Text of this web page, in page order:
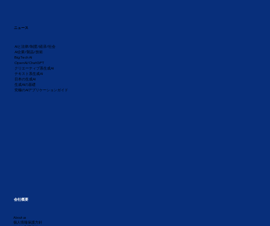
AIと法律/制度/経済/社会
AI企業/製品/技術
Big Tech AI
OpenAI/ChatGPT
クリエーティブ系生成AI
テキスト系生成AI
日本の生成AI
生成AIの基礎
究極のAIアプリケーションガイド
ニュース
About us
個人情報保護方針
会社概要